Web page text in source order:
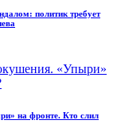
политик требует
на фронте. Кто слил